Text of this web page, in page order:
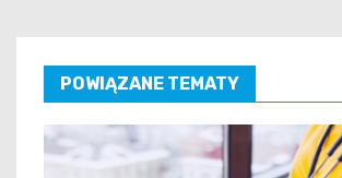
POWIĄZANE TEMATY